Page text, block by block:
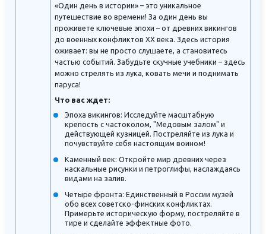
«Один день в истории» – это уникальное
путешествие во времени! За один день вы
проживете ключевые эпохи – от древних викингов
до военных конфликтов XX века. Здесь история
оживает: вы не просто слушаете, а становитесь
частью событий. Забудьте скучные учебники – здесь
можно стрелять из лука, ковать мечи и поднимать
паруса!
Что вас ждет:
Эпоха викингов: Исследуйте масштабную
крепость с частоколом, "Медовым залом" и
действующей кузницей. Постреляйте из лука и
почувствуйте себя настоящим воином!
Каменный век: Откройте мир древних через
наскальные рисунки и петроглифы, наслаждаясь
видами на залив.
Четыре фронта: Единственный в России музей
обо всех советско-финских конфликтах.
Примерьте историческую форму, постреляйте в
тире и сделайте эффектные фото.